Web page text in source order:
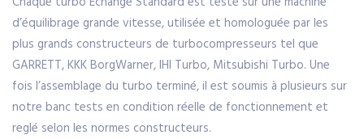
d’équilibrage grande vitesse, utilisée et homologuée par les
plus grands constructeurs de turbocompresseurs tel que
GARRETT, KKK BorgWarner, IHI Turbo, Mitsubishi Turbo. Une
fois l’assemblage du turbo terminé, il est soumis à plusieurs sur
notre banc tests en condition réelle de fonctionnement et
reglé selon les normes constructeurs.